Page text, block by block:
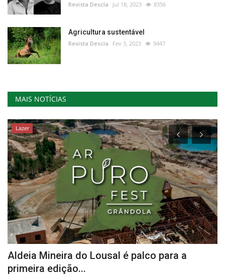
Revista Descla Jul 18, 2023 8356
Agricultura sustentável
Revista Descla Fev 3, 2023 9447
MAIS NOTÍCIAS
Lazer
Aldeia Mineira do Lousal é palco para a
primeira edição...